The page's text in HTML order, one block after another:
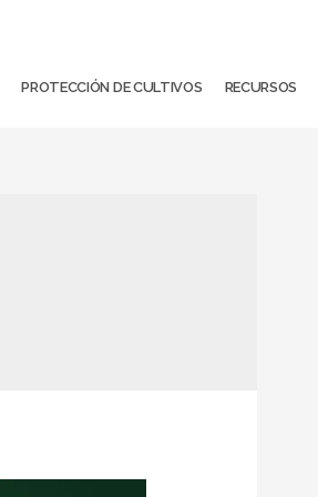
PROTECCIÓN DE CULTIVOS RECURSOS